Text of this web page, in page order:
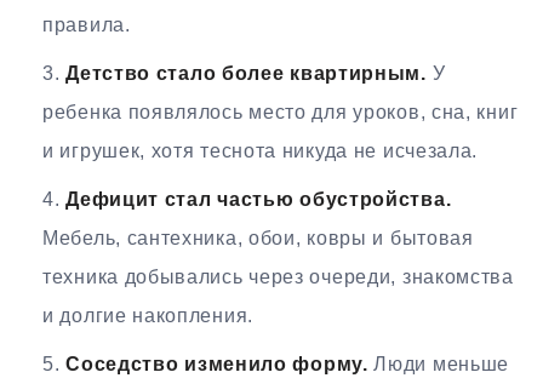
правила.
Детство стало более квартирным. У
ребенка появлялось место для уроков, сна, книг
и игрушек, хотя теснота никуда не исчезала.
Дефицит стал частью обустройства.
Мебель, сантехника, обои, ковры и бытовая
техника добывались через очереди, знакомства
и долгие накопления.
Соседство изменило форму. Люди меньше